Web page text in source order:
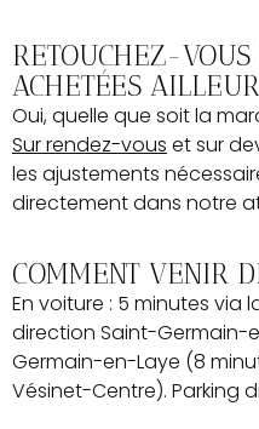
RETOUCHEZ-VOUS
ACHETÉES
Oui, quelle que soit la
Sur rendez-vous et sur
les ajustements
directement dans notre
COMMENT VENIR
En voiture : 5 minutes via
direction Saint-Germain-
Germain-en-Laye (8
Vésinet-Centre). Parking